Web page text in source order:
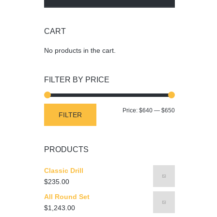
CART
No products in the cart.
FILTER BY PRICE
Min
Max
FILTER
Price: $640 — $650
PRODUCTS
Classic Drill
$235.00
All Round Set
$1,243.00